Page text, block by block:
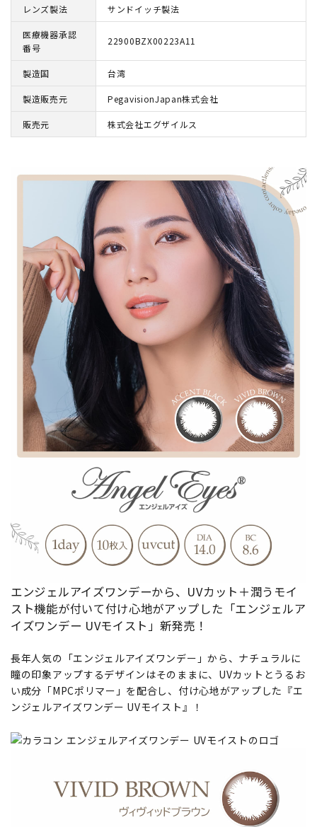
レンズ製法 サンドイッチ製法
医療機器承認
番号
22900BZX00223A11
製造国 台湾
製造販売元 PegavisionJapan株式会社
販売元 株式会社エグザイルス
エンジェルアイズワンデーから、UVカット＋潤うモイ
スト機能が付いて付け心地がアップした「エンジェルア
イズワンデー UVモイスト」新発売！
長年人気の「エンジェルアイズワンデー」から、ナチュラルに
瞳の印象アップするデザインはそのままに、UVカットとうるお
い成分「MPCポリマー」を配合し、付け心地がアップした『エ
ンジェルアイズワンデー UVモイスト』！